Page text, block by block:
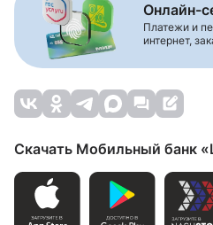
Онлайн-
Платежи и
интернет,
Скачать Мобильный банк